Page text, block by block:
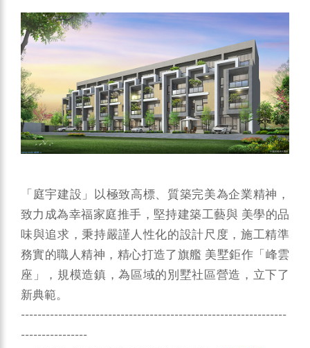
「庭宇建設」以極致高標、質築完美為企業精神，
致力成為幸福家庭推手，堅持建築工藝與 美學的品
味與追求，秉持嚴謹人性化的設計尺度，施工精準
務實的職人精神，精心打造了旗艦 美墅鉅作「峰雲
座」，規模造鎮，為區域的別墅社區營造，立下了
新典範。
----------------------------------------------------------------
----------------